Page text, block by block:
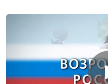
взаимодействие
организаций с
государством?